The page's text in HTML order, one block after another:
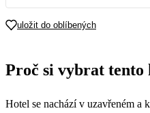
44 249
43 059
uložit do oblíbených
Proč si vybrat tento
Hotel se nachází v uzavřeném a